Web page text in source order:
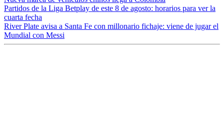
Partidos de la Liga Betplay de este 8 de agosto: horarios para ver la
cuarta fecha
River Plate avisa a Santa Fe con millonario fichaje: viene de jugar el
Mundial con Messi